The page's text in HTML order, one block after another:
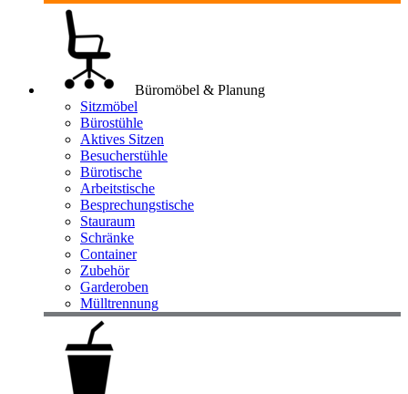
Büromöbel & Planung
Sitzmöbel
Bürostühle
Aktives Sitzen
Besucherstühle
Bürotische
Arbeitstische
Besprechungstische
Stauraum
Schränke
Container
Zubehör
Garderoben
Mülltrennung